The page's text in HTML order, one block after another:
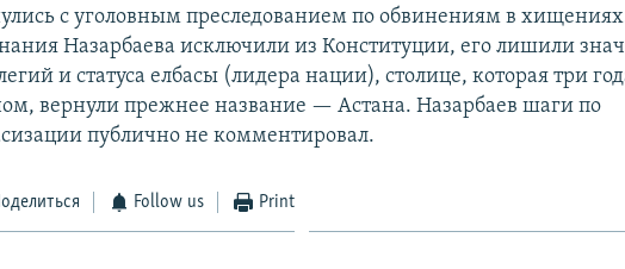
с уголовным преследованием по обвинениям в
Назарбаева исключили из Конституции, его лишили
и статуса елбасы (лидера нации), столице, которая три
вернули прежнее название — Астана. Назарбаев шаги по
публично не комментировал.
Поделиться Follow us Print